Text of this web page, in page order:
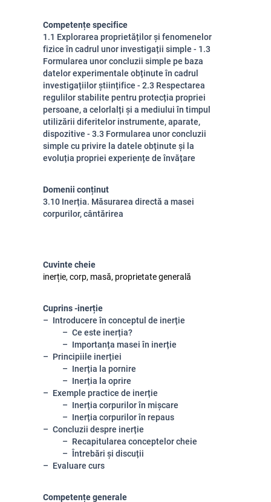
Competențe specifice
1.1 Explorarea proprietăților și fenomenelor
fizice în cadrul unor investigații simple - 1.3
Formularea unor concluzii simple pe baza
datelor experimentale obținute în cadrul
investigațiilor științifice - 2.3 Respectarea
regulilor stabilite pentru protecția propriei
persoane, a celorlalți și a mediului în timpul
utilizării diferitelor instrumente, aparate,
dispozitive - 3.3 Formularea unor concluzii
simple cu privire la datele obținute și la
evoluția propriei experiențe de învățare
Domenii conținut
3.10 Inerția. Măsurarea directă a masei
corpurilor, cântărirea
Cuvinte cheie
inerție, corp, masă, proprietate generală
Cuprins -inerție
Introducere în conceptul de inerție
Ce este inerția?
Importanța masei în inerție
Principiile inerției
Inerția la pornire
Inerția la oprire
Exemple practice de inerție
Inerția corpurilor în mișcare
Inerția corpurilor în repaus
Concluzii despre inerție
Recapitularea conceptelor cheie
Întrebări și discuții
Evaluare curs
Competențe generale